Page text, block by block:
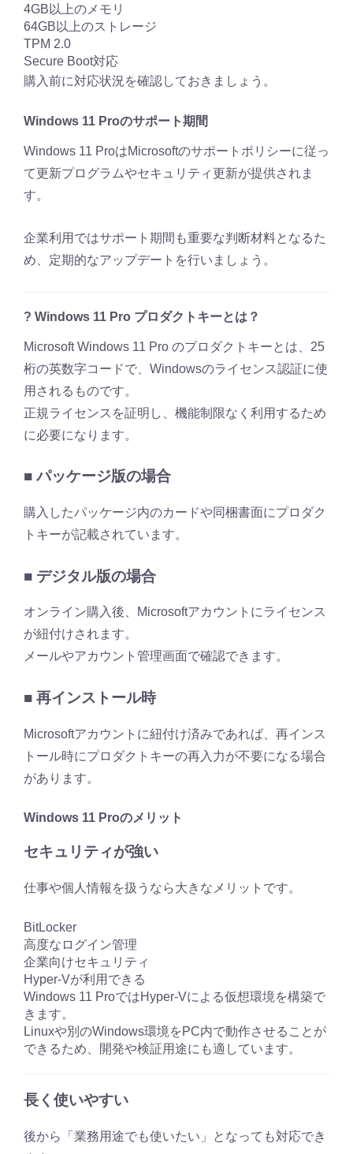
4GB以上のメモリ
64GB以上のストレージ
TPM 2.0
Secure Boot対応
購入前に対応状況を確認しておきましょう。
Windows 11 Proのサポート期間
Windows 11 ProはMicrosoftのサポートポリシーに従っ
て更新プログラムやセキュリティ更新が提供されま
す。
企業利用ではサポート期間も重要な判断材料となるた
め、定期的なアップデートを行いましょう。
? Windows 11 Pro プロダクトキーとは？
Microsoft Windows 11 Pro のプロダクトキーとは、25
桁の英数字コードで、Windowsのライセンス認証に使
用されるものです。
正規ライセンスを証明し、機能制限なく利用するため
に必要になります。
■ パッケージ版の場合
購入したパッケージ内のカードや同梱書面にプロダク
トキーが記載されています。
■ デジタル版の場合
オンライン購入後、Microsoftアカウントにライセンス
が紐付けされます。
メールやアカウント管理画面で確認できます。
■ 再インストール時
Microsoftアカウントに紐付け済みであれば、再インス
トール時にプロダクトキーの再入力が不要になる場合
があります。
Windows 11 Proのメリット
セキュリティが強い
仕事や個人情報を扱うなら大きなメリットです。
BitLocker
高度なログイン管理
企業向けセキュリティ
Hyper-Vが利用できる
Windows 11 ProではHyper-Vによる仮想環境を構築で
きます。
Linuxや別のWindows環境をPC内で動作させることが
できるため、開発や検証用途にも適しています。
長く使いやすい
後から「業務用途でも使いたい」となっても対応でき